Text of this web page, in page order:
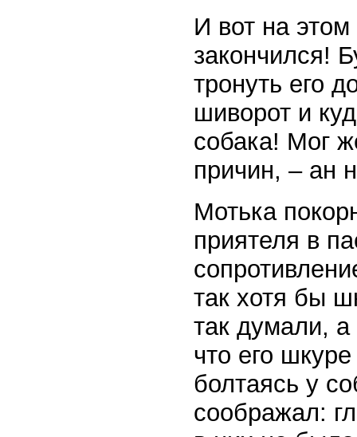
И вот на
закончился!
тронуть его
шиворот и
собака! Мог
причин, – ан
Мотька
приятеля в
так хотя бы
так думали,
что его
болтаясь у
соображал: